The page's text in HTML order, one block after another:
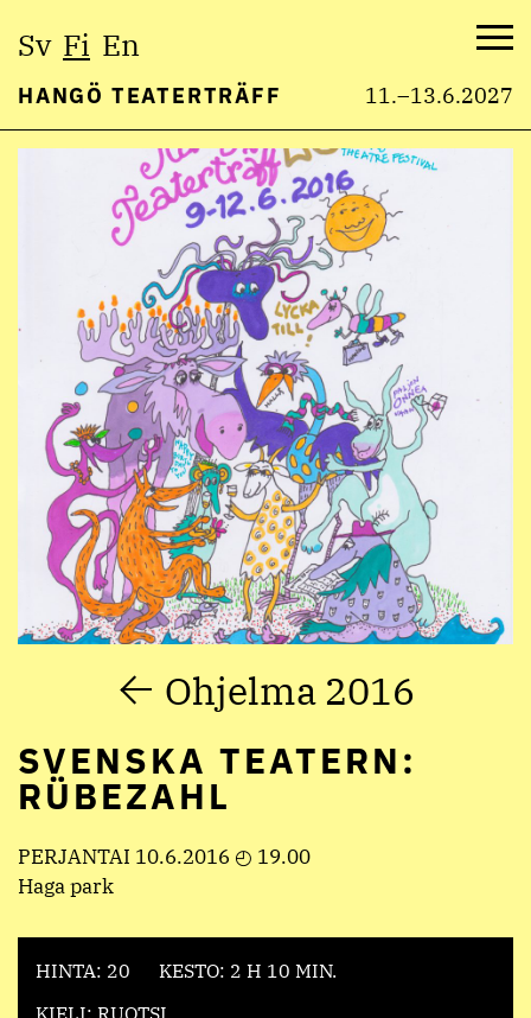
Sv Fi En
HANGÖ TEATERTRÄFF 11.–13.6.2027
Ohjelma 2016
SVENSKA TEATERN:
RÜBEZAHL
PERJANTAI 10.6.2016 ◴ 19.00
Haga park
HINTA: 20
KESTO: 2 H 10 MIN.